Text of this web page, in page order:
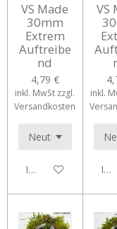
VS Made
30mm
Extrem
Auftreibe
nd
4,79 €
inkl. MwSt zzgl.
Versandkosten
In den Warenkorb
VS
inkl.
In